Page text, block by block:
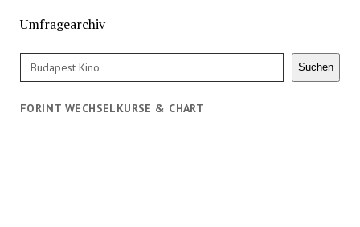
Umfragearchiv
Suchen Suchen
FORINT WECHSELKURSE & CHART